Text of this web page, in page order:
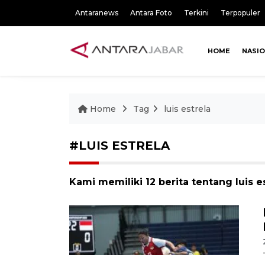
Antaranews Antara Foto Terkini Terpopuler
HOME
Home Tag luis estrela
#LUIS ESTRELA
Kami memiliki 12 berita tentang luis